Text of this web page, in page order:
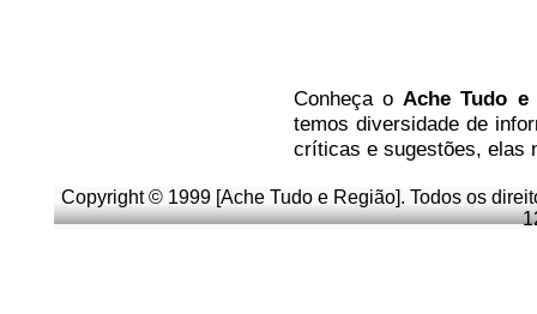
ConheçaoAche Tudo e
temosdiversidade de
críticas e sugestões, elas
Copyright © 1999 [Ache Tudo e Região]. Todos os